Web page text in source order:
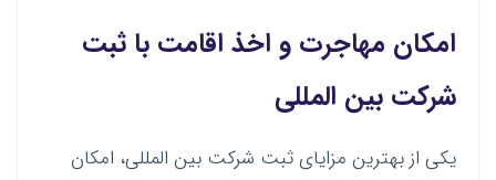
امکان مهاجرت و اخذ اقامت با ثبت
شرکت بین المللی
یکی از بهترین مزایای ثبت شرکت بین المللی، امکان